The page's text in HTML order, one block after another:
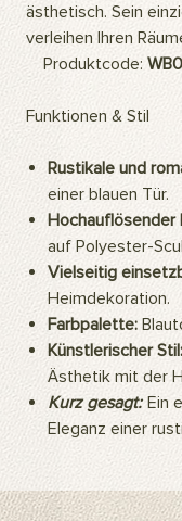
ästhetisch. Sein
verleihen Ihren
Produktcode:
Funktionen & Stil
Rustikale und
einer blauen Tür.
Hochauflösender
auf Polyester-
Vielseitig
Heimdekoration.
Farbpalette:
Künstlerischer Stil:
Ästhetik mit der
Kurz gesagt: Ein
Eleganz einer